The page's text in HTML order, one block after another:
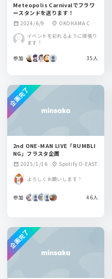
Meteopolis Carnivalでフラワ
ースタンドを送ります！
calendar_month 2024/6/9 location_on OKOHAMA COA
イベントを彩れるように頑張り
ます！
参加 35人
2nd ONE-MAN LIVE「RUMBLI
NG」フラスタ企画
calendar_month 2025/1/16 location_on Spotify O-EAST
よろしくお願いします！
参加 46人
企画完了
企画完了